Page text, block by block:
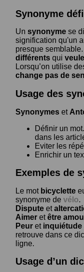
Synonyme
Un synonyme se
signification qu'un
presque
différents qui
Lorsqu’on utilise
change pas de
Usage des
Synonymes et
Définir un
dans les
Eviter les
Enrichir un
Exemples de
Le mot bicyclette
synonyme de vélo.
Dispute et
Aimer etêtre
Peur et inquiétude
retrouve dans ce
ligne.
Usage d’un